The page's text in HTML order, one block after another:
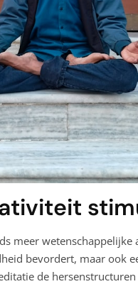
meer
bevordert, maar ook
de